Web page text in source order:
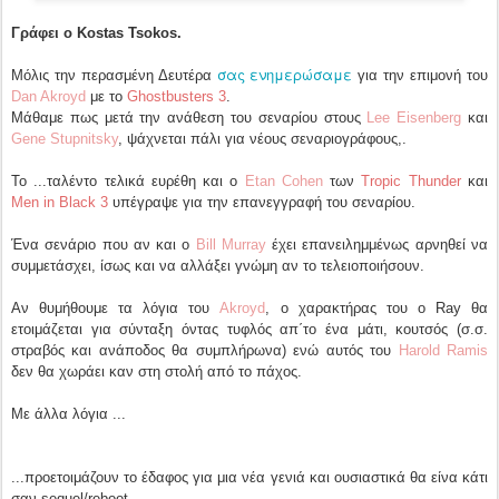
Γράφει ο Kostas Tsokos.
Μόλις την περασμένη Δευτέρα σας ενημερώσαμε για την επιμονή του
Dan Akroyd με το Ghostbusters 3.
Μάθαμε πως μετά την ανάθεση του σεναρίου στους Lee Eisenberg και
Gene Stupnitsky, ψάχνεται πάλι για νέους σεναριογράφους,.
Το ...ταλέντο τελικά ευρέθη και ο Etan CohenτωνTropic Thunderκαι
Men in Black 3 υπέγραψε για την επανεγγραφή του σεναρίου.
Ένα σενάριο που αν και ο Bill Murrayέχει επανειλημμένως αρνηθεί να
συμμετάσχει, ίσως και να αλλάξει γνώμη αν το τελειοποιήσουν.
Αν θυμήθουμε τα λόγια τουAkroyd, ο χαρακτήρας του ο Ray θα
ετοιμάζεται για σύνταξη όντας τυφλός απ΄το ένα μάτι, κουτσός (σ.σ.
στραβός και ανάποδος θα συμπλήρωνα) ενώ αυτός του Harold Ramis
δεν θα χωράει καν στη στολή από το πάχος.
Με άλλα λόγια ...
...προετοιμάζουν το έδαφος για μια νέα γενιά και ουσιαστικά θα είνα κάτι